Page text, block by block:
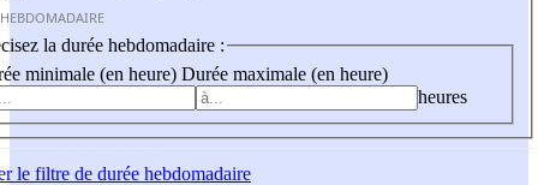
la durée hebdomadaire :
minimale (en heure) Durée maximale (en heure)
heures
le filtre de durée hebdomadaire